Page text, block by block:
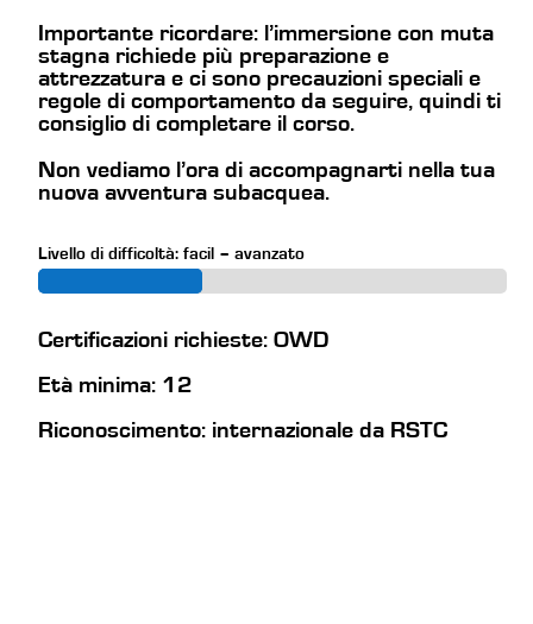
Importante ricordare: l’immersione con muta
stagna richiede più preparazione e
attrezzatura e ci sono precauzioni speciali e
regole di comportamento da seguire, quindi ti
consiglio di completare il corso.
Non vediamo l’ora di accompagnarti nella tua
nuova avventura subacquea.
Livello di difficoltà: facil – avanzato
Certificazioni richieste: OWD
Età minima: 12
Riconoscimento: internazionale da RSTC